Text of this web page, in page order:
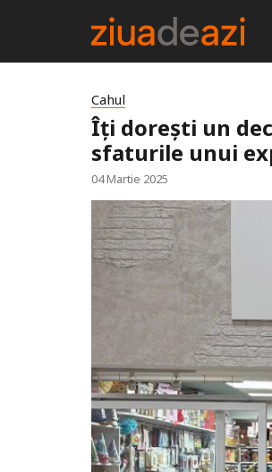
Cahul
Îți dorești un
sfaturile unui
04 Martie 2025